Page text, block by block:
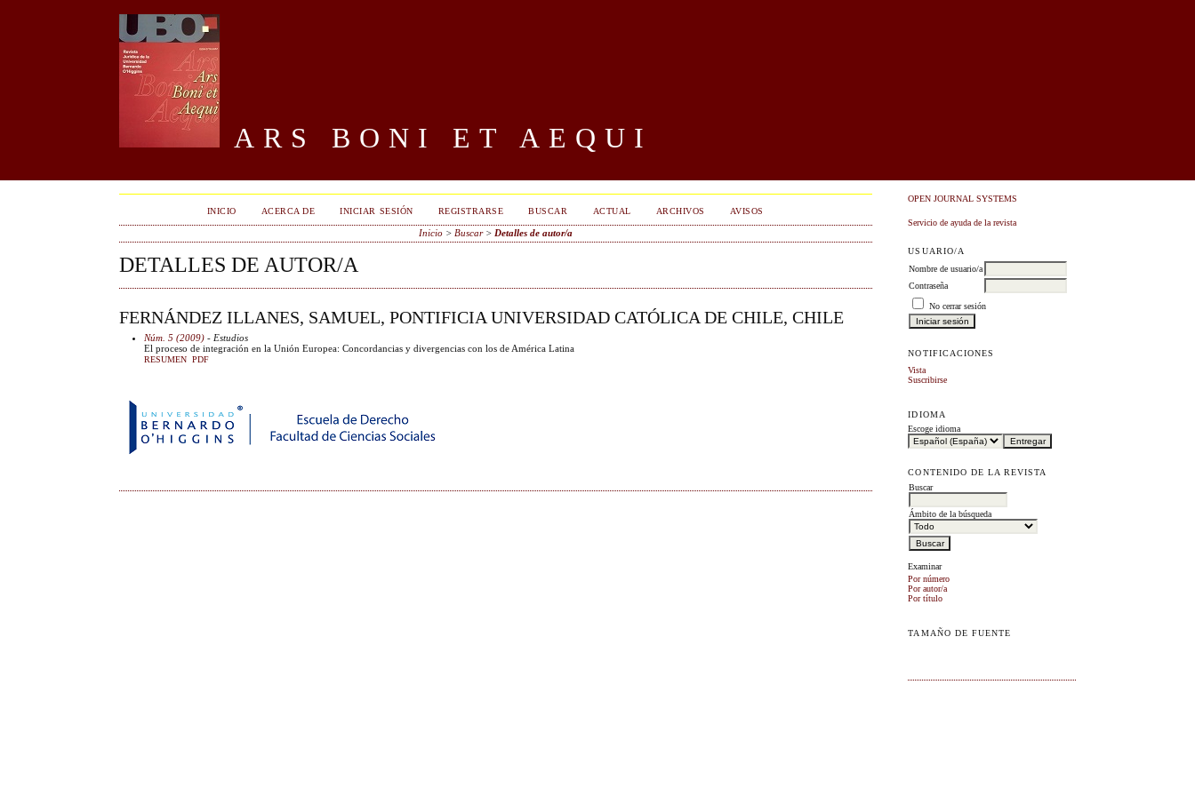
ARS BONI ET AEQUI
OPEN JOURNAL SYSTEMS
Servicio de ayuda de la revista
USUARIO/A
Nombre de usuario/a
Contraseña
No cerrar sesión
NOTIFICACIONES
Vista
Suscribirse
IDIOMA
Escoge idioma
CONTENIDO DE LA REVISTA
Buscar
Ámbito de la búsqueda
Examinar
Por número
Por autor/a
Por título
TAMAÑO DE FUENTE
INICIO ACERCA DE INICIAR SESIÓN REGISTRARSE BUSCAR ACTUAL ARCHIVOS AVISOS
Inicio > Buscar> Detalles de autor/a
DETALLES DE AUTOR/A
FERNÁNDEZ ILLANES, SAMUEL, PONTIFICIA UNIVERSIDAD CATÓLICA DE CHILE, CHILE
Núm. 5 (2009) - Estudios
El proceso de integración en la Unión Europea: Concordancias y divergencias con los de América Latina
RESUMEN PDF